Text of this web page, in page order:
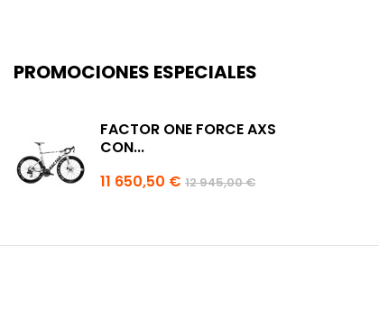
PROMOCIONES ESPECIALES
FACTOR ONE FORCE AXS
CON...
11 650,50 € 12 945,00 €